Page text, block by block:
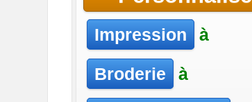
Impression à
Broderie à